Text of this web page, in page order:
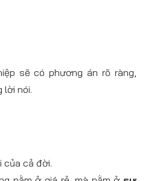
sẽ có phương án rõ ràng,
lời nói.
của cả đời.